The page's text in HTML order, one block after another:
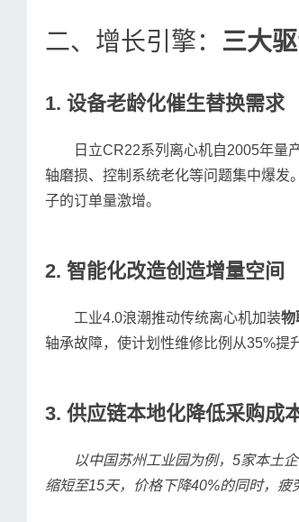
二、增长引擎： 三大
1. 设备老龄化催生替换需求
日立CR22系列离心机自2005年量
轴磨损、控制系统老化等问题集中爆发。
子的订单量激增。
2. 智能化改造创造增量空间
工业4.0浪潮推动传统离心机加装物
轴承故障，使计划性维修比例从35%提
3. 供应链本地化降低采购成
以中国苏州工业园为例，5家本土
缩短至15天，价格下降40%的同时，疲